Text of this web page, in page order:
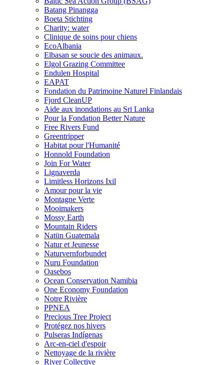
Batang Pinangga
Boeta Stichting
Charity: water
Clinique de soins pour chiens
EcoAlbania
Elbasan se soucie des animaux.
Elgol Grazing Committee
Endulen Hospital
EAPAT
Fondation du Patrimoine Naturel Finlandais
Fjord CleanUP
Aide aux inondations au Sri Lanka
Pour la Fondation Better Nature
Free Rivers Fund
Greentripper
Habitat pour l'Humanité
Honnold Foundation
Join For Water
Lignaverda
Limitless Horizons Ixil
Amour pour la vie
Montagne Verte
Mooimakers
Mossy Earth
Mountain Riders
Natün Guatemala
Natur et Jeunesse
Naturvernforbundet
Nuru Foundation
Oasebos
Ocean Conservation Namibia
One Economy Foundation
Notre Rivière
PPNEA
Precious Tree Project
Protégez nos hivers
Pulseras Indígenas
Arc-en-ciel d'espoir
Nettoyage de la rivière
River Collective